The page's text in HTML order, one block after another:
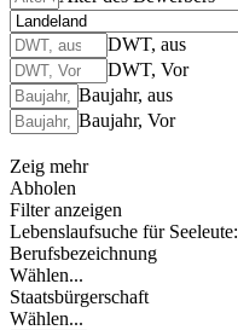
DWT, aus
DWT, Vor
Baujahr, aus
Baujahr, Vor
Zeig mehr
Abholen
Filter anzeigen
Lebenslaufsuche für Seeleute:
Berufsbezeichnung
Wählen...
Staatsbürgerschaft
Wählen...